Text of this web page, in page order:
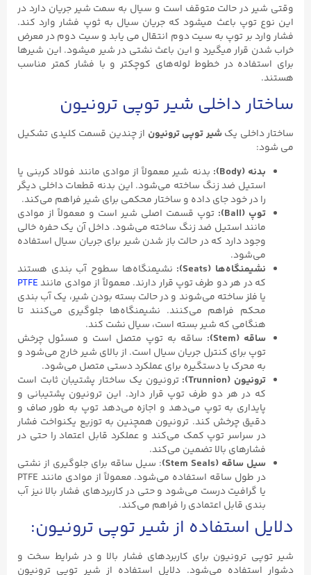
وقتی شیر در حالت متوقف است و سیال به سمت شیر جریان دارد در
این نوع توپ باعث میشود که جریان سیال به ثوپ فشار وارد کند.
فشار وارد بر توپ به سیت دوم انتقال می یابد و سیت دوم در معرض
خراب شدن قرار میگیرد و این باعث نشتی در شیر میشود. این شیرها
برای استفاده در خطوط لوله‌های کوچکتر و با فشار کمتر مناسب
هستند.
ساختار داخلی شیر توپی ترونیون
ساختار داخلی یک شیر توپی ترونیون از چندین قسمت کلیدی تشکیل
می شود:
بدنه (Body):
بدنه شیر معمولاً از موادی مانند فولاد کربنی یا
استیل ضد زنگ ساخته می‌شود. این بدنه قطعات داخلی دیگر
را در خود جای داده و ساختار محکمی برای شیر فراهم می‌کند.
توپ (Ball):
توپ قسمت اصلی شیر است و معمولاً از موادی
مانند استیل ضد زنگ ساخته می‌شود. داخل آن یک حفره خالی
وجود دارد که در حالت باز شدن شیر برای جریان سیال استفاده
می‌شود.
نشیمنگاه‌ها (Seats):
نشیمنگاه‌ها سطوح آب بندی هستند
که در هر دو طرف توپ قرار دارند. معمولاً از موادی مانندPTFE
یا فلز ساخته می‌شوند و در حالت بسته بودن شیر، یک آب بندی
محکم فراهم می‌کنند. نشیمنگاه‌ها جلوگیری می‌کنند تا
هنگامی که شیر بسته است، سیال نشت کند.
ساقه (Stem):
ساقه به توپ متصل است و مسئول چرخش
توپ برای کنترل جریان سیال است. از بالای شیر خارج می‌شود و
به محرک یا دستگیره برای عملکرد دستی متصل می‌شود.
ترونیون (Trunnion):
ترونیون یک ساختار پشتیبان ثابت است
که در هر دو طرف توپ قرار دارد. این ترونیون پشتیبانی و
پایداری به توپ می‌دهد و اجازه می‌دهد توپ به طور صاف و
دقیق چرخش کند. ترونیون همچنین به توزیع یکنواخت فشار
در سراسر توپ کمک می‌کند و عملکرد قابل اعتماد را حتی در
فشارهای بالا تضمین می‌کند.
سیل ساقه (Stem Seals)
: سیل ساقه برای جلوگیری از نشتی
در طول ساقه استفاده می‌شود. معمولاً از موادی مانند PTFE
یا گرافیت درست می‌شود و حتی در کاربردهای فشار بالا نیز آب
بندی قابل اعتمادی را فراهم می‌کند.
دلایل استفاده از شیر توپی ترونیون:
شیر توپی ترونیون برای کاربردهای فشار بالا و در شرایط سخت و
دشوار استفاده می‌شود. دلایل استفاده از شیر توپی ترونیون